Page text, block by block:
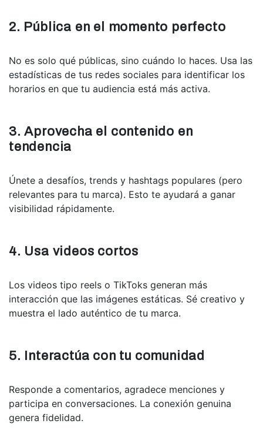
2. Pública en el momento perfecto
No es solo qué públicas, sino cuándo lo haces. Usa las
estadísticas de tus redes sociales para identificar los
horarios en que tu audiencia está más activa.
3. Aprovecha el contenido en
tendencia
Únete a desafíos, trends y hashtags populares (pero
relevantes para tu marca). Esto te ayudará a ganar
visibilidad rápidamente.
4. Usa videos cortos
Los videos tipo reels o TikToks generan más
interacción que las imágenes estáticas. Sé creativo y
muestra el lado auténtico de tu marca.
5. Interactúa con tu comunidad
Responde a comentarios, agradece menciones y
participa en conversaciones. La conexión genuina
genera fidelidad.